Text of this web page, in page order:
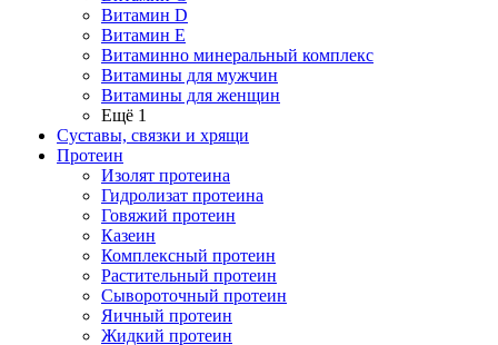
Витамин D
Витамин E
Витаминно минеральный комплекс
Витамины для мужчин
Витамины для женщин
Ещё 1
Суставы, связки и хрящи
Протеин
Изолят протеина
Гидролизат протеина
Говяжий протеин
Казеин
Комплексный протеин
Растительный протеин
Сывороточный протеин
Яичный протеин
Жидкий протеин